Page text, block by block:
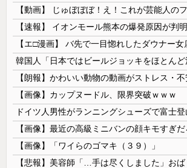
【速報】 イオンモール熊本の爆発原因が判
【画像】カップヌードル、限界突破ｗｗｗ
【画像】最近の高級ミニバンの顔キモすぎ
【画像】「ワイらのゴマキ（３９）」
【悲報】美容師「…手は尽くしました」お